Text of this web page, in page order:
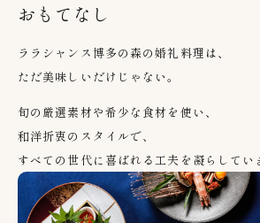
おもてなし
ララシャンス博多の森の婚礼料理は、
ただ美味しいだけじゃない。
旬の厳選素材や希少な食材を使い、
和洋折衷のスタイルで、
すべての世代に喜ばれる工夫を凝らしてい